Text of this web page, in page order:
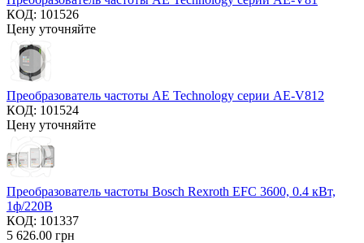
КОД: 101526
Цену уточняйте
Преобразователь частоты AE Technology серии AE-V812
КОД: 101524
Цену уточняйте
Преобразователь частоты Bosch Rexroth EFC 3600, 0.4 кВт,
1ф/220В
КОД: 101337
5 626.00 грн